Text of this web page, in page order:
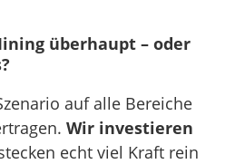
überhaupt – oder
auf alle Bereiche
Wir investieren
echt viel Kraft rein